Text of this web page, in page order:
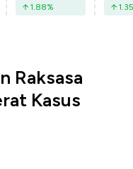
1.88% 1.35
Raksasa
Kasus